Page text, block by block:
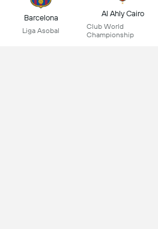
Barcelona
Liga Asobal
Al Ahly Cairo
Club World
Championship